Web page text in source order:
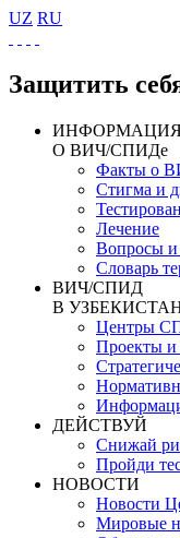
UZ RU
Защитить
О ВИЧ/СПИДе
Факты о
Стигма и
Лечение
Вопросы и
Словарь
ВИЧ/СПИД
В
Центры
Проекты и
ДЕЙСТВУЙ
Снижай
Пройди
НОВОСТИ
Новости
Мировые